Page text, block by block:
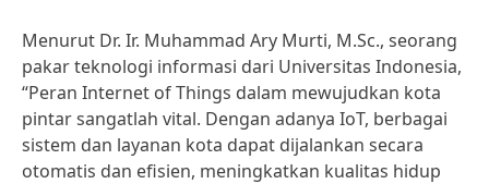
Menurut Dr. Ir. Muhammad Ary Murti, M.Sc., seorang
pakar teknologi informasi dari Universitas Indonesia,
“Peran Internet of Things dalam mewujudkan kota
pintar sangatlah vital. Dengan adanya IoT, berbagai
sistem dan layanan kota dapat dijalankan secara
otomatis dan efisien, meningkatkan kualitas hidup